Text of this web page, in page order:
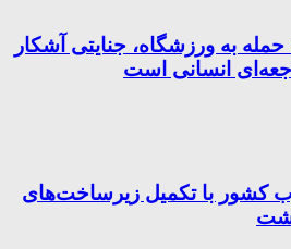
به ورزشگاه، جنایتی آشکار
انسانی است
کشور با تکمیل زیرساخت‌های